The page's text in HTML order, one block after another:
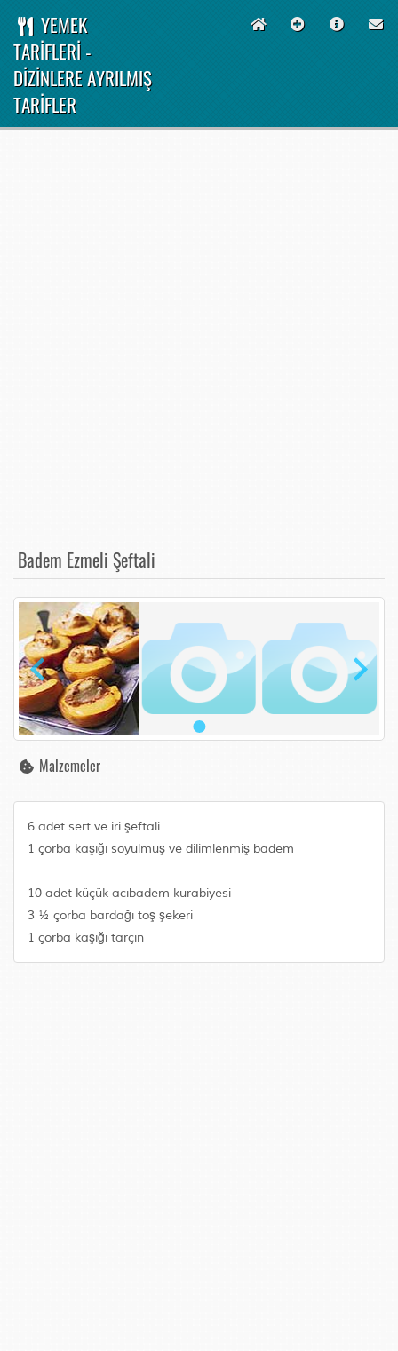
YEMEK
TARİFLERİ -
DİZİNLERE AYRILMIŞ
TARİFLER
Badem Ezmeli Şeftali
Malzemeler
6 adet sert ve iri şeftali
1 çorba kaşığı soyulmuş ve dilimlenmiş badem
10 adet küçük acıbadem kurabiyesi
3 ½ çorba bardağı toş şekeri
1 çorba kaşığı tarçın